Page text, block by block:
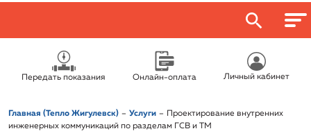
О компании
Руководство
Онлайн-оплата
Услуги
Передать показания Онлайн-оплата Личный кабинет
Главная (Тепло Жигулевск) Услуги
Проектирование внутренних
инженерных коммуникаций по разделам ГСВ и ТМ